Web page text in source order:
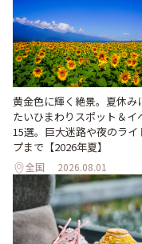
黄金色に輝く絶景。夏休み
たいひまわりスポット＆イ
15選。巨大迷路や夜のライ
プまで【2026年夏】
全国 2026.08.01